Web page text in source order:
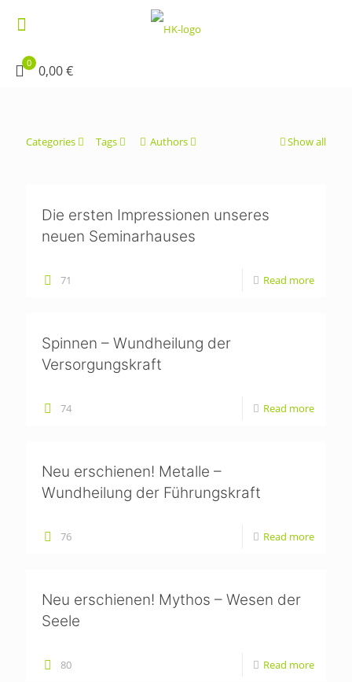
0 0,00 €
Categories Tags Authors Show all
Die ersten Impressionen unseres
neuen Seminarhauses
71 Read more
Spinnen – Wundheilung der
Versorgungskraft
74 Read more
Neu erschienen! Metalle –
Wundheilung der Führungskraft
76 Read more
Neu erschienen! Mythos – Wesen der
Seele
80 Read more